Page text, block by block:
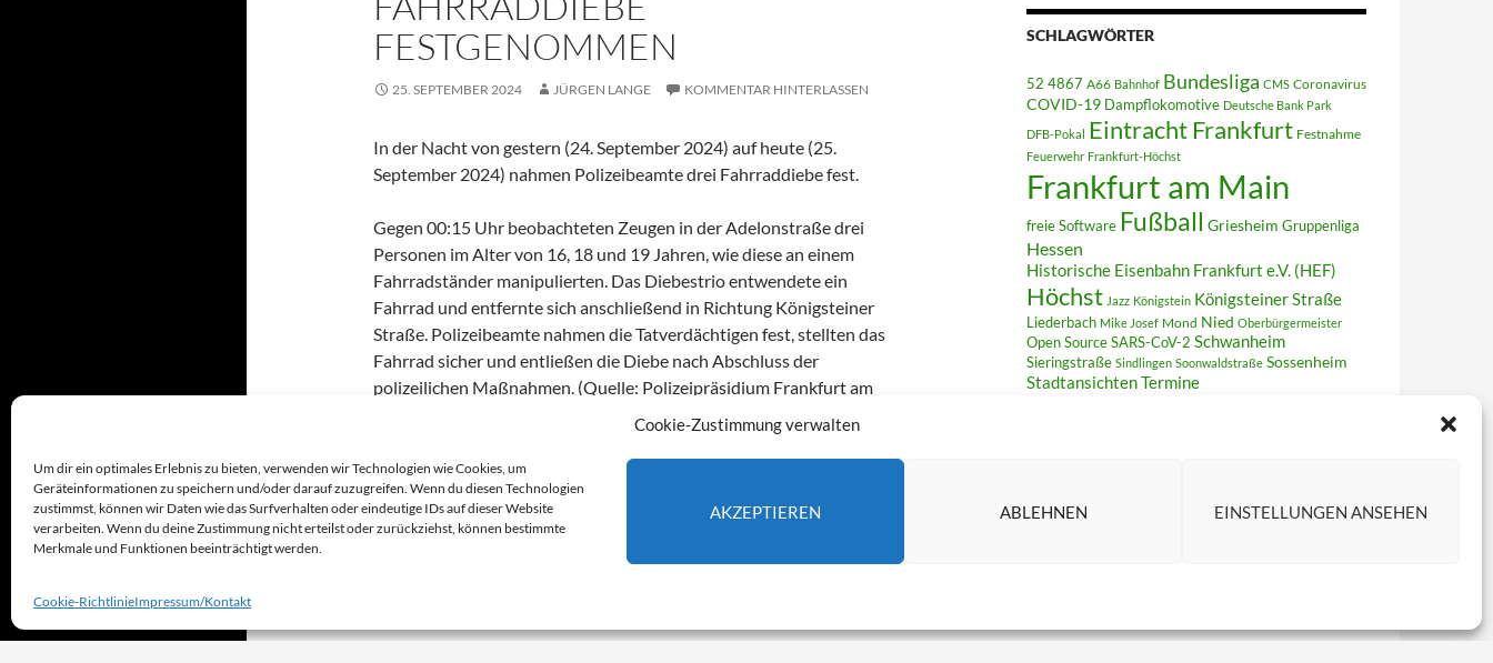
Cookie-Zustimmung verwalten
Um dir ein optimales Erlebnis zu bieten, verwenden wir Technologien wie Cookies, um
Geräteinformationen zu speichern und/oder darauf zuzugreifen. Wenn du diesen Technologien
zustimmst, können wir Daten wie das Surfverhalten oder eindeutige IDs auf dieser Website
verarbeiten. Wenn du deine Zustimmung nicht erteilst oder zurückziehst, können bestimmte
Merkmale und Funktionen beeinträchtigt werden.
AKZEPTIEREN ABLEHNEN EINSTELLUNGEN ANSEHEN
Cookie-RichtlinieImpressum/Kontakt
FESTGENOMMEN
25. SEPTEMBER 2024 JÜRGEN LANGE KOMMENTAR HINTERLASSEN
In der Nacht von gestern (24. September 2024) auf heute (25.
September 2024) nahmen Polizeibeamte drei Fahrraddiebe fest.
Gegen 00:15 Uhr beobachteten Zeugen in der Adelonstraße drei
Personen im Alter von 16, 18 und 19 Jahren, wie diese an einem
Fahrradständer manipulierten. Das Diebestrio entwendete ein
Fahrrad und entfernte sich anschließend in Richtung Königsteiner
Straße. Polizeibeamte nahmen die Tatverdächtigen fest, stellten das
Fahrrad sicher und entließen die Diebe nach Abschluss der
polizeilichen Maßnahmen. (Quelle: Polizeipräsidium Frankfurt am
ADELONSTRASSE FAHRRADDIEBSTAHL
HÖCHST
SCHLAGWÖRTER
52 4867 A66 Bahnhof Bundesliga CMS Coronavirus
COVID-19 Dampflokomotive Deutsche Bank Park
DFB-Pokal Eintracht Frankfurt Festnahme
Feuerwehr Frankfurt-Höchst
Frankfurt am Main
freie Software Fußball Griesheim Gruppenliga
Hessen
Historische Eisenbahn Frankfurt e.V. (HEF)
Höchst Jazz Königstein Königsteiner Straße
Liederbach Mike Josef Mond Nied Oberbürgermeister
Open SourceSARS-CoV-2 Schwanheim
Sieringstraße Sindlingen Soonwaldstraße Sossenheim
StadtansichtenTermine